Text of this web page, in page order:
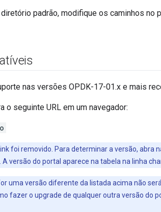
padrão, modifique os caminhos no
nas versões OPDK-17-01.x e mais
o seguinte URL em um navegador:
foi removido. Para determinar a versão, abra
A versão do portal aparece na tabela na linha
uma versão diferente da listada acima não
fazer o upgrade de qualquer outra versão do